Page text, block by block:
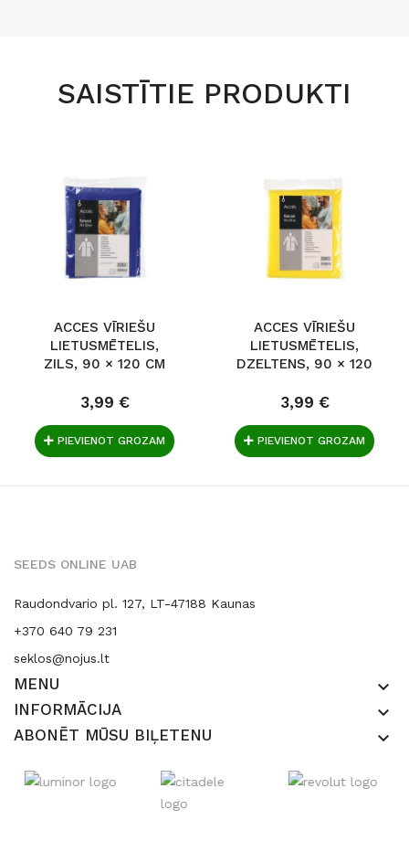
SAISTĪTIE PRODUKTI
ACCES VĪRIEŠU
LIETUSMĒTELIS,
ZILS, 90 × 120 CM
3,99 €
PIEVIENOT GROZAM
ACCES VĪRIEŠU
LIETUSMĒTELIS,
DZELTENS, 90 × 120
3,99 €
PIEVIENOT GROZAM
SEEDS ONLINE UAB
Raudondvario pl. 127, LT-47188 Kaunas
+370 640 79 231
seklos@nojus.lt
MENU keyboard_arrow_down
INFORMĀCIJA keyboard_arrow_down
ABONĒT MŪSU BIĻETENU keyboard_arrow_down